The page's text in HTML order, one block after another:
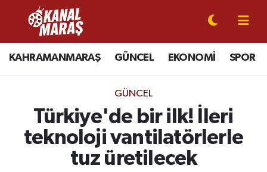
KAHRAMANMARAŞ GÜNCEL EKONOMİ SPOR
GÜNCEL
Türkiye'de bir ilk! İleri
teknoloji vantilatörlerle
tuz üretilecek
CANLI YAYIN
KAHRAMANMARAŞ
SPOR
SİYASET
Kahramanmaraş Nöbetçi Eczaneler
Kahramanmaraş Hava Durumu
Kahramanmaraş Namaz Vakitleri
Kahramanmaraş Trafik Yoğunluk Haritası
Süper Lig Puan Durumu ve Fikstür